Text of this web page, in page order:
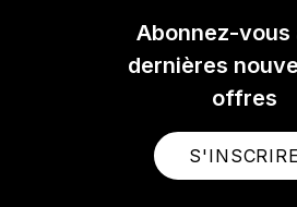
Abonnez-vous
dernières
offres
S'INSCRIRE